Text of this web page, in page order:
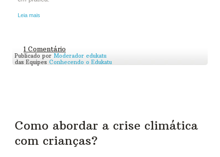
Leia mais
1 Comentário
Publicado por Moderador edukatu
das Equipes Conhecendo o Edukatu
Como abordar a crise climática
com crianças?